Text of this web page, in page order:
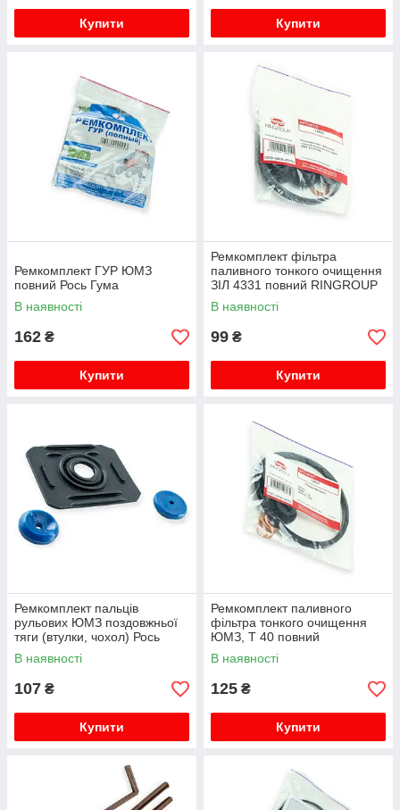
Купити Купити
Ремкомплект ГУР ЮМЗ
повний Рось Гума
В наявності
162 ₴
Купити
Ремкомплект фільтра
паливного тонкого очищення
ЗІЛ 4331 повний RINGROUP
В наявності
99 ₴
Купити
Ремкомплект пальців
рульових ЮМЗ поздовжньої
тяги (втулки, чохол) Рось
Гума
В наявності
107 ₴
Купити
Ремкомплект паливного
фільтра тонкого очищення
ЮМЗ, Т 40 повний
RINGROUP
В наявності
125 ₴
Купити